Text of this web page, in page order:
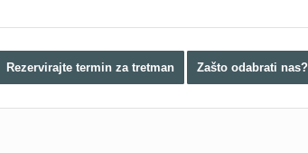
Rezervirajte termin za tretman Zašto odabrati nas?